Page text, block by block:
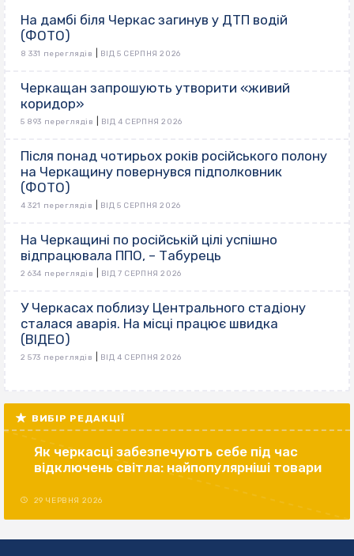
На дамбі біля Черкас загинув у ДТП водій
(ФОТО)
8 331 переглядів ВІД 5 СЕРПНЯ 2026
Черкащан запрошують утворити «живий
коридор»
5 893 переглядів ВІД 4 СЕРПНЯ 2026
Після понад чотирьох років російського полону
на Черкащину повернувся підполковник
(ФОТО)
4 321 переглядів ВІД 5 СЕРПНЯ 2026
На Черкащині по російській цілі успішно
відпрацювала ППО, – Табурець
2 634 переглядів ВІД 7 СЕРПНЯ 2026
У Черкасах поблизу Центрального стадіону
сталася аварія. На місці працює швидка
(ВІДЕО)
2 573 переглядів ВІД 4 СЕРПНЯ 2026
ВИБІР РЕДАКЦІЇ
Як черкасці забезпечують себе під час
відключень світла: найпопулярніші товари
29 ЧЕРВНЯ 2026